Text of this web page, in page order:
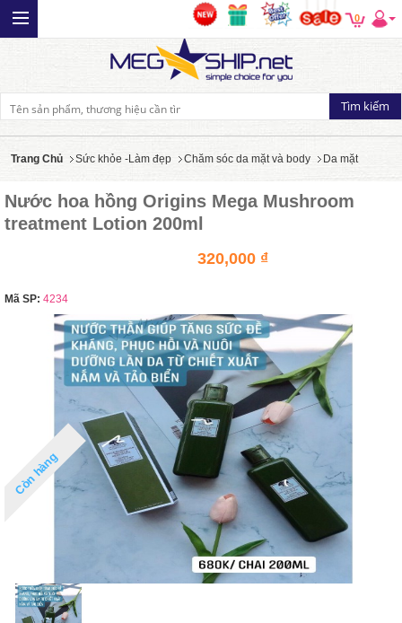
0
Trang Chủ Sức khỏe -Làm đẹp Chăm sóc da mặt và body Da mặt
Nước hoa hồng Origins Mega Mushroom
treatment Lotion 200ml
320,000 ₫
Mã SP: 4234
Còn hàng